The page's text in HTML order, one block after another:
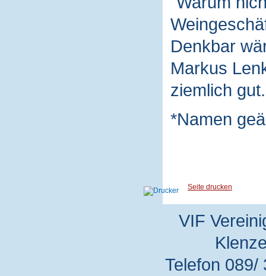
Denkbar
Markus
ziemlich gut.
*Namen
Seite drucken
VIF
Telefon